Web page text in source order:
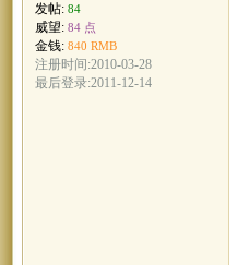
发帖: 84
威望: 84 点
金钱: 840 RMB
注册时间:2010-03-28
最后登录:2011-12-14